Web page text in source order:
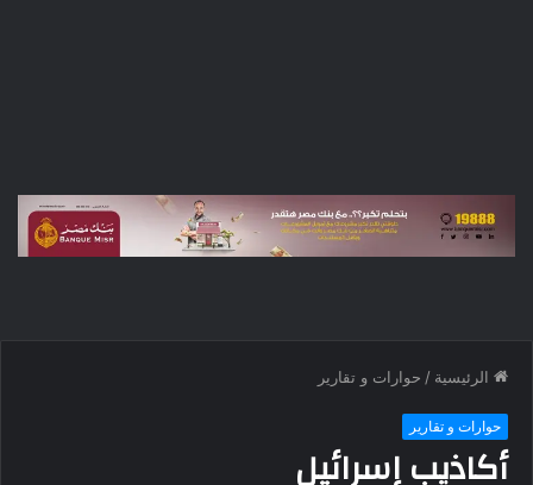
الرئيسية / حوارات و تقارير
حوارات و تقارير
أكاذيب إسرائيل